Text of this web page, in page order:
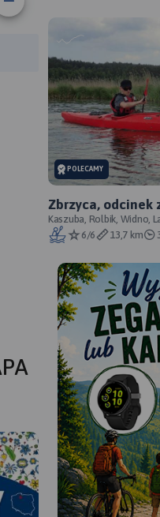
trasy:
POLECAMY
Zbrzyca, odcinek
Kaszuba, Rolbik, Widno,
6/6
13,7 km